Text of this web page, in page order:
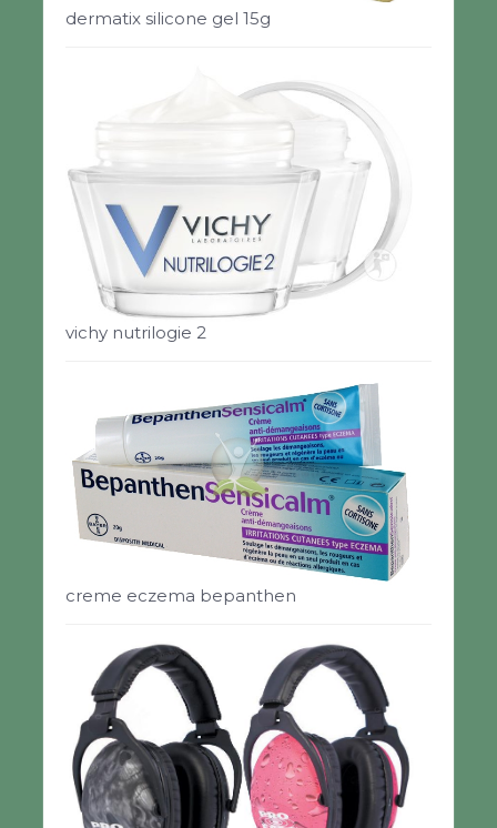
dermatix silicone gel 15g
vichy nutrilogie 2
creme eczema bepanthen